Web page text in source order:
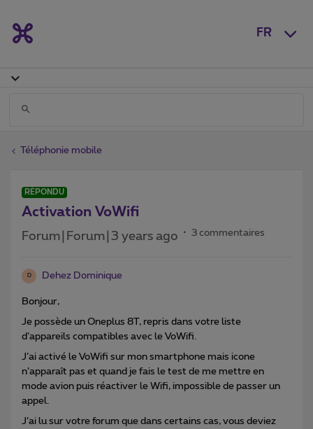
FR
Téléphonie mobile
RÉPONDU
Activation VoWifi
Forum|Forum|3 years ago 3 commentaires
D Dehez Dominique
Bonjour,
Je possède un Oneplus 8T, repris dans votre liste
d’appareils compatibles avec le VoWifi.
J’ai activé le VoWifi sur mon smartphone mais icone
n’apparaît pas et quand je fais le test de me mettre en
mode avion puis réactiver le Wifi, impossible de passer un
appel.
J’ai lu sur votre forum que dans certains cas, vous deviez